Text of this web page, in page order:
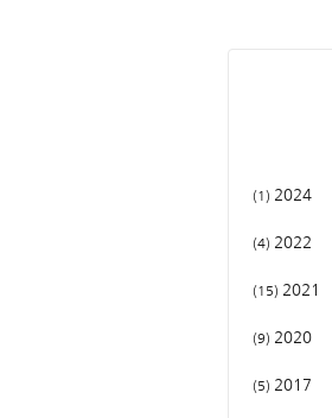
2024
1
2022
4
2021
15
2020
9
2017
5